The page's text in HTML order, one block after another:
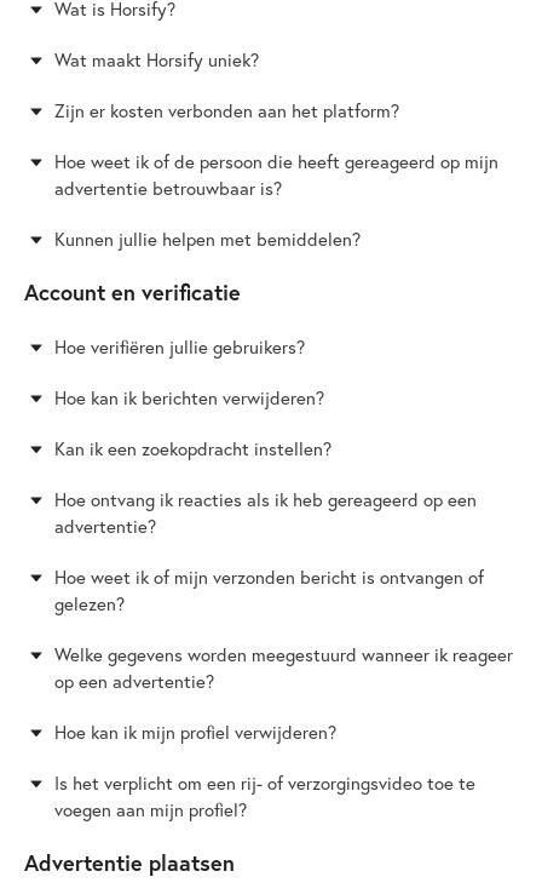
Wat is Horsify?
Wat maakt Horsify uniek?
Zijn er kosten verbonden aan het platform?
Hoe weet ik of de persoon die heeft gereageerd op mijn
advertentie betrouwbaar is?
Kunnen jullie helpen met bemiddelen?
Account en verificatie
Hoe verifiëren jullie gebruikers?
Hoe kan ik berichten verwijderen?
Kan ik een zoekopdracht instellen?
Hoe ontvang ik reacties als ik heb gereageerd op een
advertentie?
Hoe weet ik of mijn verzonden bericht is ontvangen of
gelezen?
Welke gegevens worden meegestuurd wanneer ik reageer
op een advertentie?
Hoe kan ik mijn profiel verwijderen?
Is het verplicht om een rij- of verzorgingsvideo toe te
voegen aan mijn profiel?
Advertentie plaatsen